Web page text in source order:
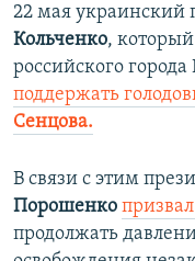
22 мая украинский
Кольченко,
российского города
поддержать
Сенцова.
В связи с этим
Порошенко
продолжать